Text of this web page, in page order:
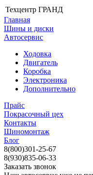
Техцентр ГРАНД
Главная
Шины и диски
Автосервис
Ходовка
Двигатель
Коробка
Электроника
Дополнительно
Прайс
Покрасочный цех
Контакты
Шиномонтаж
Блог
8(800)301-25-67
8(930)835-06-33
Заказать звонок